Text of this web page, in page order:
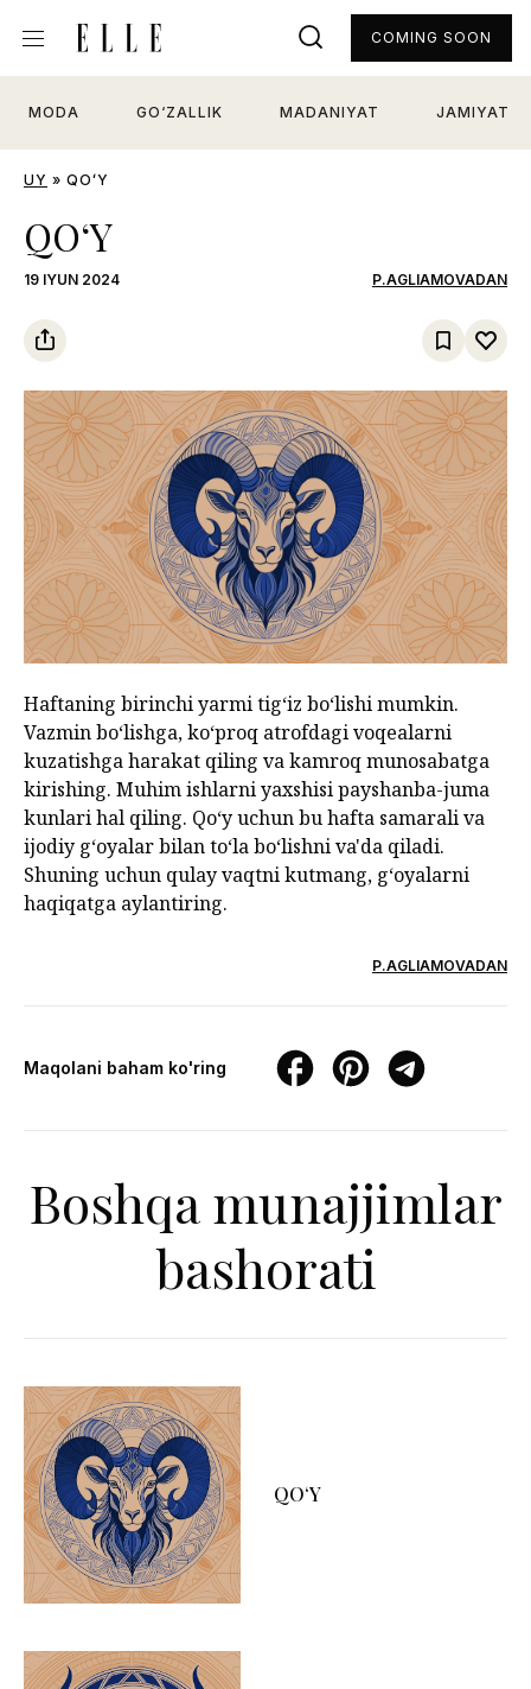
MODA GO‘ZALLIK MADANIYAT JAMIYAT
COMING SOON
UY » QOʻY
QOʻY
19 IYUN 2024 P.AGLIAMOVADAN
Haftaning birinchi yarmi tigʻiz boʻlishi mumkin.
Vazmin boʻlishga, koʻproq atrofdagi voqealarni
kuzatishga harakat qiling va kamroq munosabatga
kirishing. Muhim ishlarni yaxshisi payshanba-juma
kunlari hal qiling. Qoʻy uchun bu hafta samarali va
ijodiy gʻoyalar bilan toʻla boʻlishni va'da qiladi.
Shuning uchun qulay vaqtni kutmang, gʻoyalarni
haqiqatga aylantiring.
P.AGLIAMOVADAN
Maqolani baham ko'ring
Boshqa munajjimlar
bashorati
QO‘Y